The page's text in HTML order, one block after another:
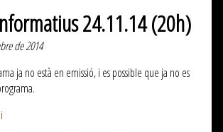
24.11.14 (20h)
de 2014
ja no està en emissió, i es possible que ja no es